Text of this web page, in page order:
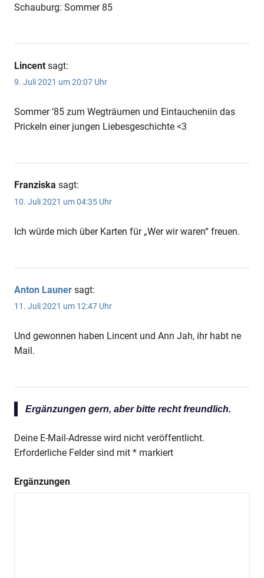
Schauburg: Sommer 85
Lincent sagt:
9. Juli 2021 um 20:07 Uhr
Sommer ’85 zum Wegträumen und Eintaucheniin das
Prickeln einer jungen Liebesgeschichte <3
Franziska sagt:
10. Juli 2021 um 04:35 Uhr
Ich würde mich über Karten für „Wer wir waren“ freuen.
Anton Launer sagt:
11. Juli 2021 um 12:47 Uhr
Und gewonnen haben Lincent und Ann Jah, ihr habt ne
Mail.
Ergänzungen gern, aber bitte recht freundlich.
Deine E-Mail-Adresse wird nicht veröffentlicht.
Erforderliche Felder sind mit * markiert
Ergänzungen